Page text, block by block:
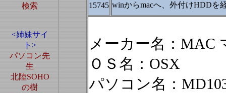
15745 winからmacへ、外付けHDDを
メーカー名：MAC
ＯＳ名：OSX
パソコン名：
検索
<姉妹サイ
ト>
パソコン先
生
北陸SOHO
の樹